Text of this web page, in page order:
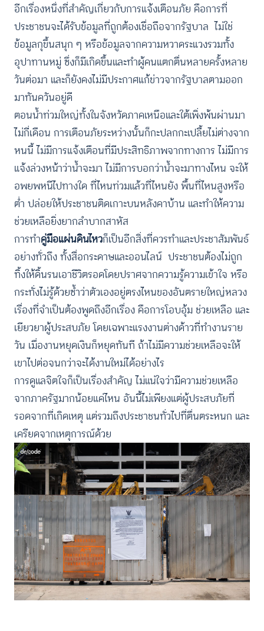
อีกเรื่องหนึ่งที่สำคัญเกี่ยวกับการแจ้งเตือนภัย คือการที่
ประชาชนจะได้รับข้อมูลที่ถูกต้องเชื่อถือจากรัฐบาล ไม่ใช่
ข้อมูลกุขึ้นสนุก ๆ หรือข้อมูลจากความหวาดระแวงรวมทั้ง
อุปาทานหมู่ ซึ่งก็มีเกิดขึ้นและทำผู้คนแตกตื่นหลายครั้งหลาย
วันต่อมา และก็ยังคงไม่มีประกาศแก้ข่าวจากรัฐบาลตามออก
มาทันควันอยู่ดี
ตอนน้ำท่วมใหญ่ทั้งในจังหวัดภาคเหนือและใต้เพิ่งพ้นผ่านมา
ไม่กี่เดือน การเตือนภัยระหว่างนั้นก็กะปลกกะเปลี้ยไม่ต่างจาก
หนนี้ ไม่มีการแจ้งเตือนที่มีประสิทธิภาพจากทางการ ไม่มีการ
แจ้งล่วงหน้าว่าน้ำจะมา ไม่มีการบอกว่าน้ำจะมาทางไหน จะให้
อพยพหนีไปทางใด ที่ไหนท่วมแล้วที่ไหนยัง พื้นที่ไหนสูงหรือ
ต่ำ ปล่อยให้ประชาชนติดเกาะบนหลังคาบ้าน และทำให้ความ
ช่วยเหลือยิ่งยากลำบากสาหัส
การทำคู่มือแผ่นดินไหวก็เป็นอีกสิ่งที่ควรทำและประชาสัมพันธ์
อย่างทั่วถึง ทั้งสื่อกระดาษและออนไลน์ ประชาชนต้องไม่ถูก
ทิ้งให้ดิ้นรนเอาชีวิตรอดโดยปราศจากความรู้ความเข้าใจ หรือ
กระทั่งไม่รู้ด้วยซ้ำว่าตัวเองอยู่ตรงไหนของอันตรายใหญ่หลวง
เรื่องที่จำเป็นต้องพูดถึงอีกเรื่อง คือการโอบอุ้ม ช่วยเหลือ และ
เยียวยาผู้ประสบภัย โดยเฉพาะแรงงานต่างด้าวที่ทำงานราย
วัน เมื่องานหยุดเงินก็หยุดทันที ถ้าไม่มีความช่วยเหลือจะให้
เขาไปต่อจนกว่าจะได้งานใหม่ได้อย่างไร
การดูแลจิตใจก็เป็นเรื่องสำคัญ ไม่แน่ใจว่ามีความช่วยเหลือ
จากภาครัฐมากน้อยแค่ไหน อันนี้ไม่เพียงแต่ผู้ประสบภัยที่
รอดจากที่เกิดเหตุ แต่รวมถึงประชาชนทั่วไปที่ตื่นตระหนก และ
เครียดจากเหตุการณ์ด้วย